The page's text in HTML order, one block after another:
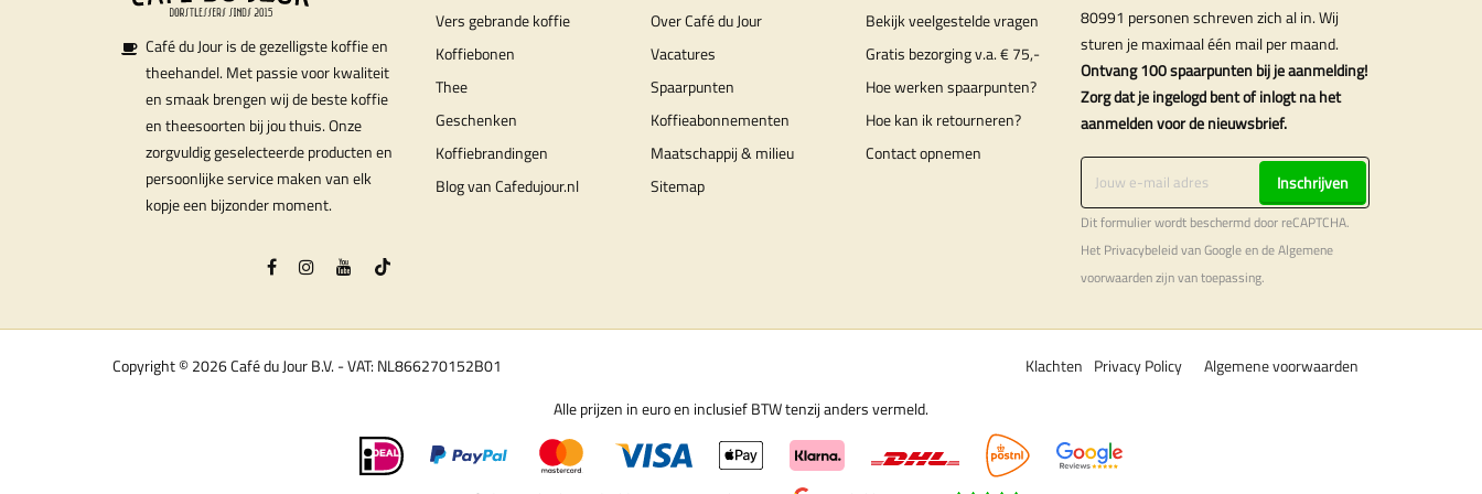
Café du Jour is de gezelligste koffie en
theehandel. Met passie voor kwaliteit
en smaak brengen wij de beste koffie
en theesoorten bij jou thuis. Onze
zorgvuldig geselecteerde producten en
persoonlijke service maken van elk
kopje een bijzonder moment.
Vers gebrande koffie
Koffiebonen
Thee
Geschenken
Koffiebrandingen
Blog van Cafedujour.nl
Over Café du Jour
Vacatures
Spaarpunten
Koffieabonnementen
Maatschappij & milieu
Sitemap
Bekijk veelgestelde vragen
Gratis bezorging v.a. € 75,-
Hoe werken spaarpunten?
Hoe kan ik retourneren?
Contact opnemen
80991 personen schreven zich al in. Wij
sturen je maximaal één mail per maand.
Ontvang 100 spaarpunten bij je aanmelding!
Zorg dat je ingelogd bent of inlogt na het
aanmelden voor de nieuwsbrief.
Inschrijven
Dit formulier wordt beschermd door reCAPTCHA.
Het Privacybeleidvan Google en deAlgemene
voorwaardenzijn van toepassing.
Copyright © 2026 Café du Jour B.V. - VAT: NL866270152B01 Algemene voorwaarden
Privacy Policy
Klachten
Alle prijzen in euro en inclusief BTW tenzij anders vermeld.